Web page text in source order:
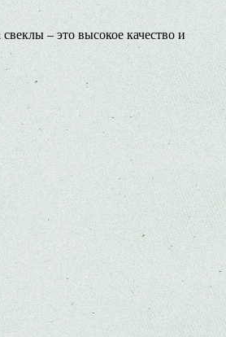
– это высокое качество и